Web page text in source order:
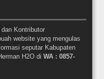
Kontributor
website yang mengulas
seputar Kabupaten
H2O di WA : 0857-